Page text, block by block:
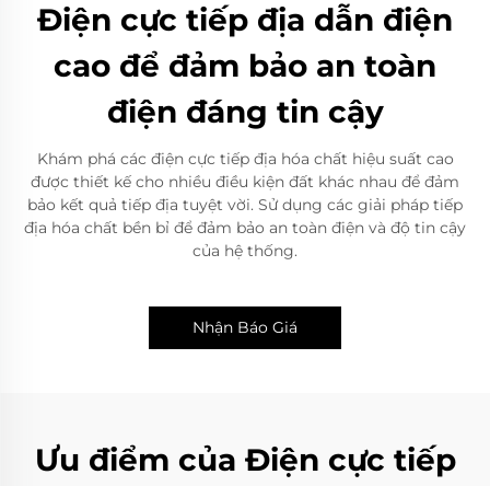
Điện cực tiếp địa dẫn điện
cao để đảm bảo an toàn
điện đáng tin cậy
Khám phá các điện cực tiếp địa hóa chất hiệu suất cao
được thiết kế cho nhiều điều kiện đất khác nhau để đảm
bảo kết quả tiếp địa tuyệt vời. Sử dụng các giải pháp tiếp
địa hóa chất bền bỉ để đảm bảo an toàn điện và độ tin cậy
của hệ thống.
Nhận Báo Giá
Ưu điểm của Điện cực tiếp